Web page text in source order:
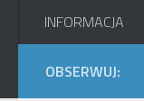
INFORMACJA
OBSERWUJ: